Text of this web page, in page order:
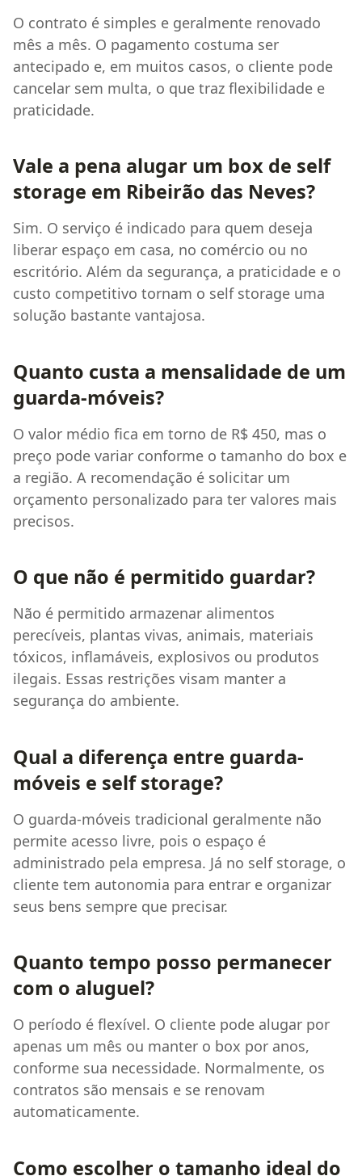
O contrato é simples e geralmente renovado
mês a mês. O pagamento costuma ser
antecipado e, em muitos casos, o cliente pode
cancelar sem multa, o que traz flexibilidade e
praticidade.
Vale a pena alugar um box de self
storage em Ribeirão das Neves?
Sim. O serviço é indicado para quem deseja
liberar espaço em casa, no comércio ou no
escritório. Além da segurança, a praticidade e o
custo competitivo tornam o self storage uma
solução bastante vantajosa.
Quanto custa a mensalidade de um
guarda-móveis?
O valor médio fica em torno de R$ 450, mas o
preço pode variar conforme o tamanho do box e
a região. A recomendação é solicitar um
orçamento personalizado para ter valores mais
precisos.
O que não é permitido guardar?
Não é permitido armazenar alimentos
perecíveis, plantas vivas, animais, materiais
tóxicos, inflamáveis, explosivos ou produtos
ilegais. Essas restrições visam manter a
segurança do ambiente.
Qual a diferença entre guarda-
móveis e self storage?
O guarda-móveis tradicional geralmente não
permite acesso livre, pois o espaço é
administrado pela empresa. Já no self storage, o
cliente tem autonomia para entrar e organizar
seus bens sempre que precisar.
Quanto tempo posso permanecer
com o aluguel?
O período é flexível. O cliente pode alugar por
apenas um mês ou manter o box por anos,
conforme sua necessidade. Normalmente, os
contratos são mensais e se renovam
automaticamente.
Como escolher o tamanho ideal do